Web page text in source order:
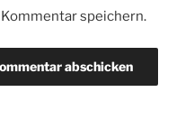
speichern.